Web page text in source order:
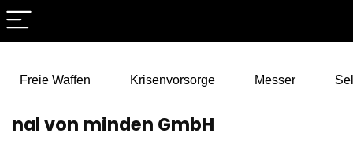
Freie Waffen Krisenvorsorge Messer
nal von minden GmbH